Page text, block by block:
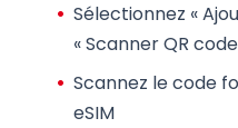
Sélectionnez «
« Scanner QR
Scannez le code
eSIM